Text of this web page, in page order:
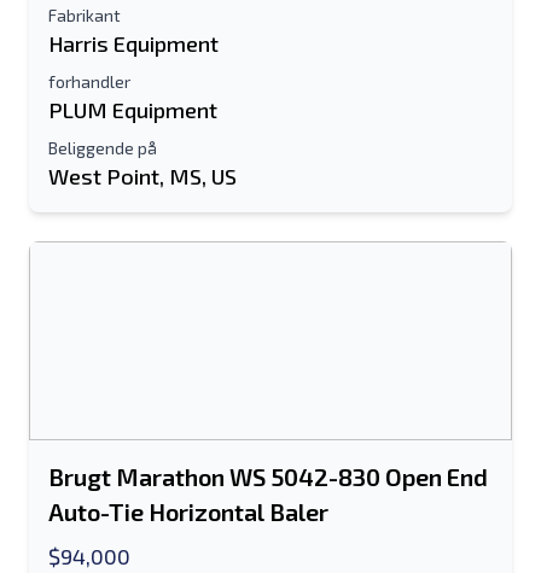
Fabrikant
Harris Equipment
forhandler
PLUM Equipment
Beliggende på
West Point, MS, US
Brugt Marathon WS 5042-830 Open End
Auto-Tie Horizontal Baler
$94,000